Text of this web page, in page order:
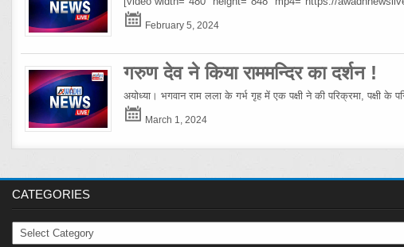
February 5, 2024
गरुण देव ने किया राममन्दिर का दर्शन !
अयोध्या। भगवान राम लला के गर्भ गृह में एक पक्षी ने की परिक्रमा, पक्षी के
March 1, 2024
CATEGORIES
Categories